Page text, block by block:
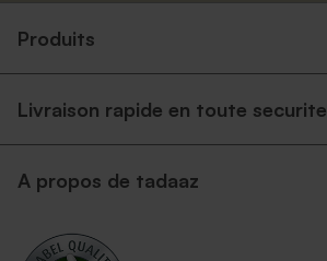
Produits
Livraison rapide en toute securite
A propos de tadaaz